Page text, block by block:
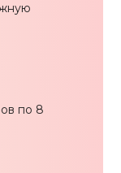
по 8